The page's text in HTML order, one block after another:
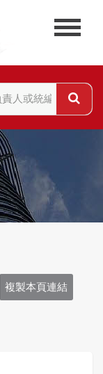
複製本頁連結